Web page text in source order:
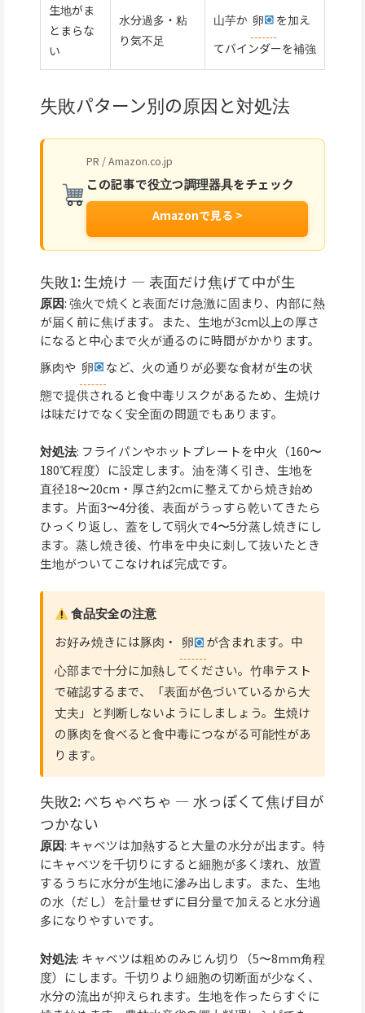
生地がま
とまらな
い
水分過多・粘
り気不足
山芋か 卵
を加え
てバインダーを補強
失敗パターン別の原因と対処法
PR / Amazon.co.jp
この記事で役立つ調理器具をチェック
Amazonで見る >
失敗1: 生焼け — 表面だけ焦げて中が生
原因: 強火で焼くと表面だけ急激に固まり、内部に熱
が届く前に焦げます。また、生地が3cm以上の厚さ
になると中心まで火が通るのに時間がかかります。
豚肉や 卵
など、火の通りが必要な食材が生の状
態で提供されると食中毒リスクがあるため、生焼け
は味だけでなく安全面の問題でもあります。
対処法: フライパンやホットプレートを中火（160〜
180℃程度）に設定します。油を薄く引き、生地を
直径18〜20cm・厚さ約2cmに整えてから焼き始め
ます。片面3〜4分後、表面がうっすら乾いてきたら
ひっくり返し、蓋をして弱火で4〜5分蒸し焼きにし
ます。蒸し焼き後、竹串を中央に刺して抜いたとき
生地がついてこなければ完成です。
食品安全の注意
お好み焼きには豚肉・
卵
が含まれます。中
心部まで十分に加熱してください。竹串テスト
で確認するまで、「表面が色づいているから大
丈夫」と判断しないようにしましょう。生焼け
の豚肉を食べると食中毒につながる可能性があ
ります。
失敗2: べちゃべちゃ — 水っぽくて焦げ目が
つかない
原因: キャベツは加熱すると大量の水分が出ます。特
にキャベツを千切りにすると細胞が多く壊れ、放置
するうちに水分が生地に滲み出します。また、生地
の水（だし）を計量せずに目分量で加えると水分過
多になりやすいです。
対処法: キャベツは粗めのみじん切り（5〜8mm角程
度）にします。千切りより細胞の切断面が少なく、
水分の流出が抑えられます。生地を作ったらすぐに